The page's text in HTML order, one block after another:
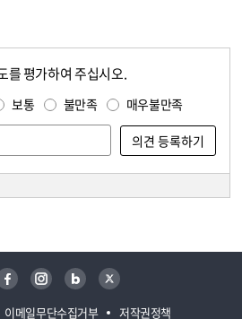
를 평가하여 주십시오.
보통 불만족 매우불만족
이메일무단수집거부 저작권정책
페이스북 인스타그램 블로그 트위터